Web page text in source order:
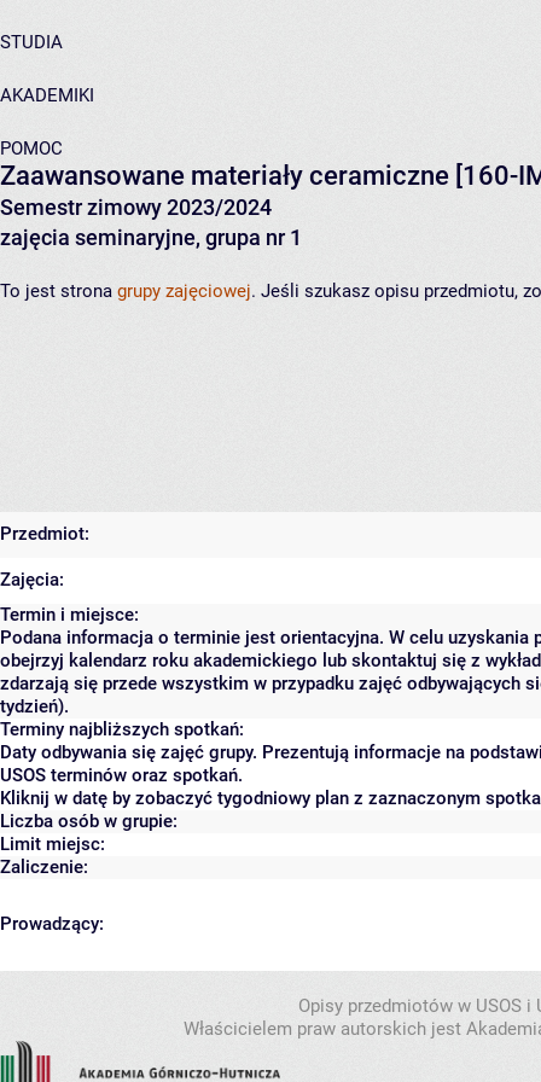
STUDIA
AKADEMIKI
POMOC
Zaawansowane materiały ceramiczne [160-
Semestr zimowy 2023/2024
zajęcia seminaryjne, grupa nr 1
To jest strona grupy zajęciowej. Jeśli szukasz opisu przedmiotu,
Przedmiot:
Zajęcia:
Termin i miejsce:
Podana informacja o terminie jest orientacyjna. W celu uzyskania
obejrzyj kalendarz roku akademickiego lub skontaktuj się z
zdarzają się przede wszystkim w przypadku zajęć odbywających
tydzień).
Terminy najbliższych spotkań:
Daty odbywania się zajęć grupy. Prezentują informacje na
USOS terminów oraz spotkań.
Kliknij w datę by zobaczyć tygodniowy plan z zaznaczonym
Liczba osób w grupie:
Limit miejsc:
Zaliczenie:
Prowadzący:
Opisy przedmiotów w USOS
Właścicielem praw autorskich jest